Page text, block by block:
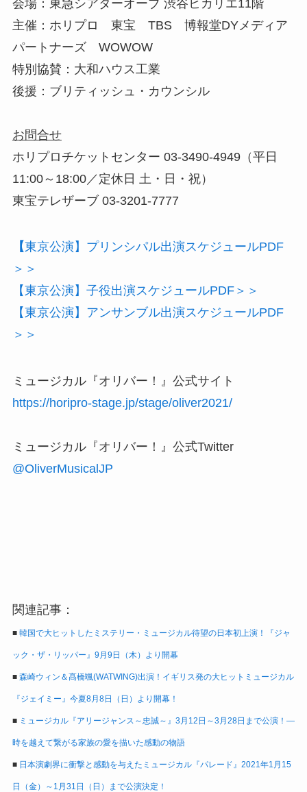
会場：東急シアターオーブ 渋谷ヒカリエ11階
主催：ホリプロ 東宝 TBS 博報堂DYメディア
パートナーズ WOWOW
特別協賛：大和ハウス工業
後援：ブリティッシュ・カウンシル
お問合せ
ホリプロチケットセンター 03-3490-4949（平日
11:00～18:00／定休日 土・日・祝）
東宝テレザーブ 03-3201-7777
【東京公演】プリンシパル出演スケジュールPDF
＞＞
【東京公演】子役出演スケジュールPDF＞＞
【東京公演】アンサンブル出演スケジュールPDF
＞＞
ミュージカル『オリバー！』公式サイト
https://horipro-stage.jp/stage/oliver2021/
ミュージカル『オリバー！』公式Twitter
@OliverMusicalJP
関連記事：
■ 韓国で大ヒットしたミステリー・ミュージカル待望の日本初上演！『ジャ
ック・ザ・リッパー』9月9日（木）より開幕
■ 森崎ウィン＆髙橋颯(WATWING)出演！イギリス発の大ヒットミュージカル
『ジェイミー』今夏8月8日（日）より開幕！
■ ミュージカル『アリージャンス～忠誠～』3月12日～3月28日まで公演！―
時を越えて繋がる家族の愛を描いた感動の物語
■ 日本演劇界に衝撃と感動を与えたミュージカル『パレード』2021年1月15
日（金）～1月31日（日）まで公演決定！